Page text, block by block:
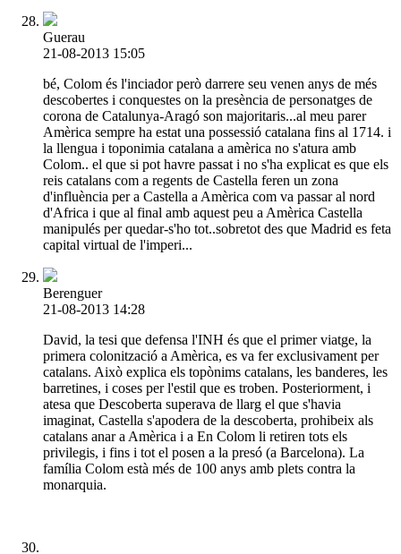
Guerau
21-08-2013 15:05
bé, Colom és l'inciador però darrere seu venen anys de més
descobertes i conquestes on la presència de personatges de
corona de Catalunya-Aragó son majoritaris...al meu parer
Amèrica sempre ha estat una possessió catalana fins al 1714. i
la llengua i toponimia catalana a amèrica no s'atura amb
Colom.. el que si pot havre passat i no s'ha explicat es que els
reis catalans com a regents de Castella feren un zona
d'influència per a Castella a Amèrica com va passar al nord
d'Africa i que al final amb aquest peu a Amèrica Castella
manipulés per quedar-s'ho tot..sobretot des que Madrid es feta
capital virtual de l'imperi...
Berenguer
21-08-2013 14:28
David, la tesi que defensa l'INH és que el primer viatge, la
primera colonització a Amèrica, es va fer exclusivament per
catalans. Això explica els topònims catalans, les banderes, les
barretines, i coses per l'estil que es troben. Posteriorment, i
atesa que Descoberta superava de llarg el que s'havia
imaginat, Castella s'apodera de la descoberta, prohibeix als
catalans anar a Amèrica i a En Colom li retiren tots els
privilegis, i fins i tot el posen a la presó (a Barcelona). La
família Colom està més de 100 anys amb plets contra la
monarquia.